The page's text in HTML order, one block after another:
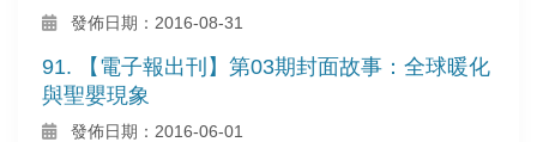
發佈日期：2016-08-31
91. 【電子報出刊】第03期封面故事：全球暖化
與聖嬰現象
發佈日期：2016-06-01